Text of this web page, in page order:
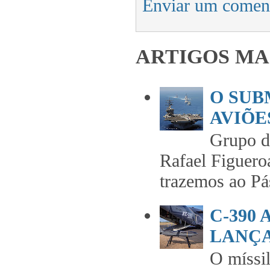
Enviar um
ARTIGOS
O
Grupo
Rafael
trazemos ao
C-390
O